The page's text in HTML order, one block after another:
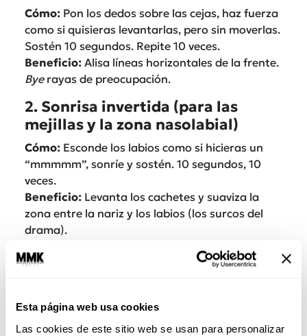
Esta página web usa cookies
Las cookies de este sitio web se usan para personalizar
Cómo: Pon los dedos sobre las cejas, haz fuerza
como si quisieras levantarlas, pero sin moverlas.
Sostén 10 segundos. Repite 10 veces.
Beneficio: Alisa líneas horizontales de la frente.
Byerayas de preocupación.
2. Sonrisa invertida (para las
mejillas y la zona nasolabial)
Cómo: Esconde los labios como si hicieras un
“mmmmm”, sonríe y sostén. 10 segundos, 10
veces.
Beneficio: Levanta los cachetes y suaviza la
zona entre la nariz y los labios (los surcos del
drama).